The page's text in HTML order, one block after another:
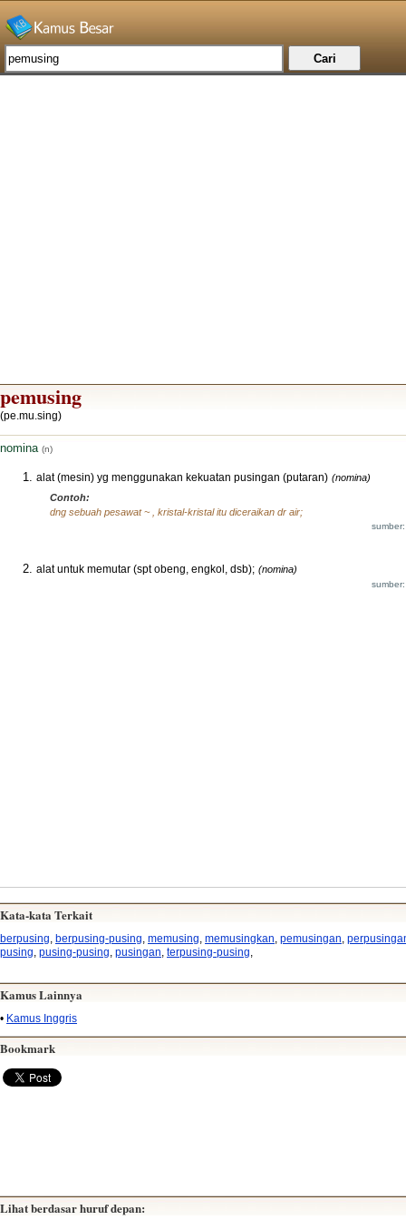
pemusing
(pe.mu.sing)
nomina (n)
alat (mesin) yg menggunakan kekuatan pusingan (putaran) (nomina)
Contoh:
dng sebuah pesawat ~ , kristal-kristal itu diceraikan dr air;
alat untuk memutar (spt obeng, engkol, dsb); (nomina)
Kata-kata Terkait
berpusing berpusing-pusing memusing memusingkan pemusingan
pusing pusing-pusing pusingan terpusing-pusing
Kamus Lainnya
• Kamus Inggris
Bookmark
Lihat berdasar huruf depan: